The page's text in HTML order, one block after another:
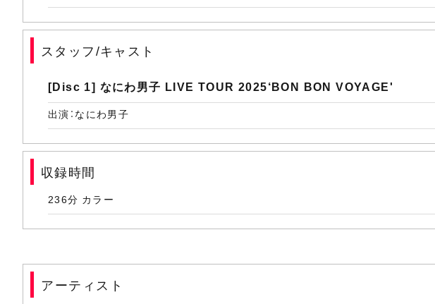
(16) ギラギラサマー
(18) なにわ Lucky Boy！！
(19) アオハル-With U With Me-
(20) I Wish
(21) TOYSTYLE
(24) 溺れて愛
スタッフ/キャスト
[Disc 1] なにわ男子 LIVE TOUR 2025‘BON BON VOYAGE'
出演：なにわ男子
収録時間
236分 カラー
アーティスト